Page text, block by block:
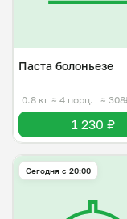
Паста болоньезе
0.8 кг ≈ 4 порц. ≈
1 230 ₽
Сегодня с 20:00